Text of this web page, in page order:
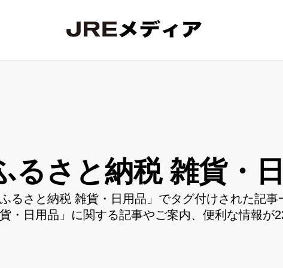
るさと納税 雑貨・
るさと納税 雑貨・日用品」でタグ付けされた記
・日用品」に関する記事やご案内、便利な情報が